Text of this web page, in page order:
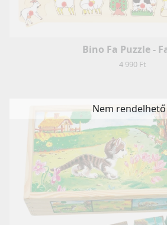
Bino Fa Puzzle -
4 990 Ft
Nem rendelhető